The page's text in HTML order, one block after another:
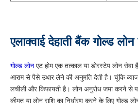
एलाक्वाई देहाती बैंक गोल्ड
गोल्ड लोन एट होम एक तत्काल या डोरस्टेप लोन
आराम से पैसे उधार लेने की अनुमति देती है। चूंकि
लचीली और किफायती है। लोन अनुरोध जमा करने
कीमत या लोन राशि का निर्धारण करने के लिए गोल्ड